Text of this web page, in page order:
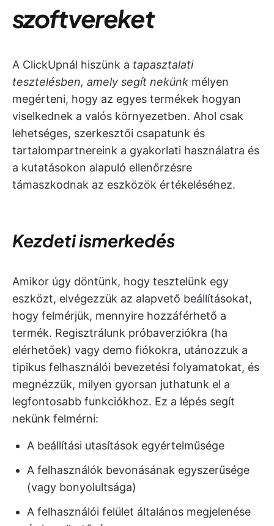
szoftvereket
A ClickUpnál hiszünk a tapasztalati
tesztelésben, amely segít nekünk mélyen
megérteni, hogy az egyes termékek hogyan
viselkednek a valós környezetben. Ahol csak
lehetséges, szerkesztői csapatunk és
tartalompartnereink a gyakorlati használatra és
a kutatásokon alapuló ellenőrzésre
támaszkodnak az eszközök értékeléséhez.
Kezdeti ismerkedés
Amikor úgy döntünk, hogy tesztelünk egy
eszközt, elvégezzük az alapvető beállításokat,
hogy felmérjük, mennyire hozzáférhető a
termék. Regisztrálunk próbaverziókra (ha
elérhetőek) vagy demo fiókokra, utánozzuk a
tipikus felhasználói bevezetési folyamatokat, és
megnézzük, milyen gyorsan juthatunk el a
legfontosabb funkciókhoz. Ez a lépés segít
nekünk felmérni:
A beállítási utasítások egyértelműsége
A felhasználók bevonásának egyszerűsége
(vagy bonyolultsága)
A felhasználói felület általános megjelenése